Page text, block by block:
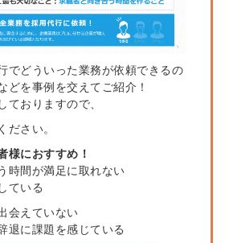
でどういった業務が依頼できるの
どを事例を交えてご紹介！
ておりますので、
ださい。
様におすすめ！
時間が満足に取れない
ている
会えていない
退に課題を感じている